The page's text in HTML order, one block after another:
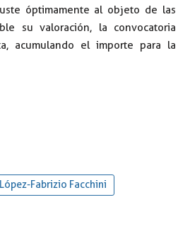
óptimamente al objeto de las
su valoración, la convocatoria
acumulando el importe para la
Fabrizio Facchini